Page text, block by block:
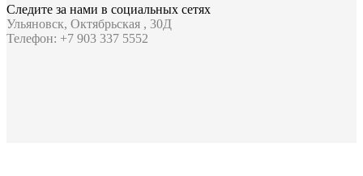
Следите за нами в социальных сетях
Ульяновск, Октябрьская , 30Д
Телефон: +7 903 337 5552